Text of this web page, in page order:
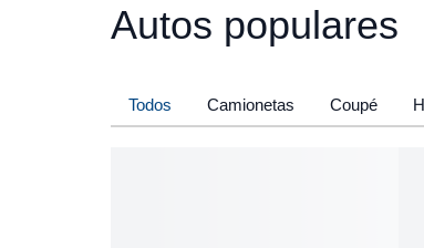
Autos populares
Todos Camionetas Coupé